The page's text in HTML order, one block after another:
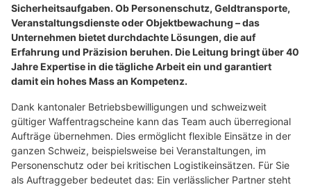
Sicherheitsaufgaben. Ob Personenschutz, Geldtransporte,
Veranstaltungsdienste oder Objektbewachung – das
Unternehmen bietet durchdachte Lösungen, die auf
Erfahrung und Präzision beruhen. Die Leitung bringt über 40
Jahre Expertise in die tägliche Arbeit ein und garantiert
damit ein hohes Mass an Kompetenz.
Dank kantonaler Betriebsbewilligungen und schweizweit
gültiger Waffentragscheine kann das Team auch überregional
Aufträge übernehmen. Dies ermöglicht flexible Einsätze in der
ganzen Schweiz, beispielsweise bei Veranstaltungen, im
Personenschutz oder bei kritischen Logistikeinsätzen. Für Sie
als Auftraggeber bedeutet das: Ein verlässlicher Partner steht